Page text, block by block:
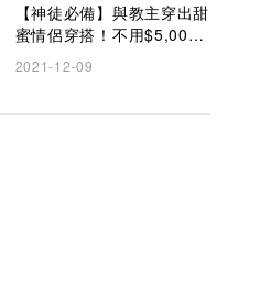
【神徒必備】與教主穿出甜
蜜情侶穿搭！不用$5,000
輕鬆入手Anson Lo同款時
尚配飾！
2021-12-09